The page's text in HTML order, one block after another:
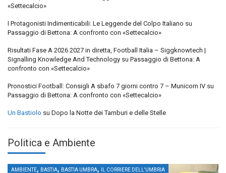
«Settecalcio»
I Protagonisti Indimenticabili: Le Leggende del Colpo Italiano su
Passaggio di Bettona: A confronto con «Settecalcio»
Risultati Fase A 2026 2027 in diretta, Football Italia – Siggknowtech |
Signalling Knowledge And Technology su Passaggio di Bettona: A
confronto con «Settecalcio»
Pronostici Football: Consigli A sbafo 7 giorni contro 7 – Municorn IV su
Passaggio di Bettona: A confronto con «Settecalcio»
Un Bastiolo su Dopo la Notte dei Tamburi e delle Stelle
Politica e Ambiente
AMBIENTE, BASTIA, BASTIA UMBRA, IL CORRIERE DELL'UMBRIA